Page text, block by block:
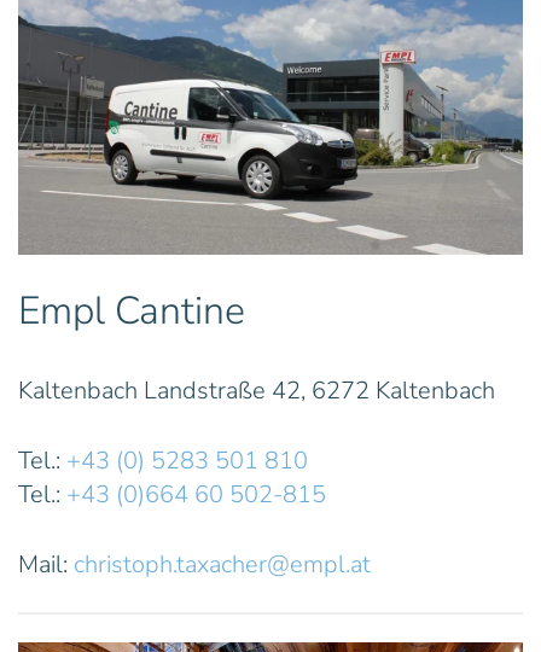
Empl Cantine
Kaltenbach Landstraße 42, 6272 Kaltenbach
Tel.: +43 (0) 5283 501 810
Tel.: +43 (0)664 60 502-815
Mail: christoph.taxacher@empl.at